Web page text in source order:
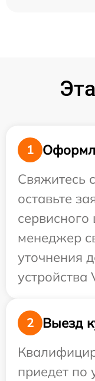
1
Свяжитесь
оставьте
менеджер
уточнения
устройства
2
Выезд
приедет по